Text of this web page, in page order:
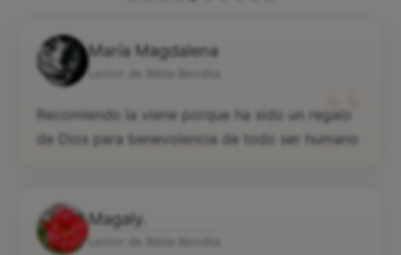
María Magdalena
“
Recomiendo la viene porque ha sido un regalo
de Dios para benevolencia de todo ser humano
Magaly.